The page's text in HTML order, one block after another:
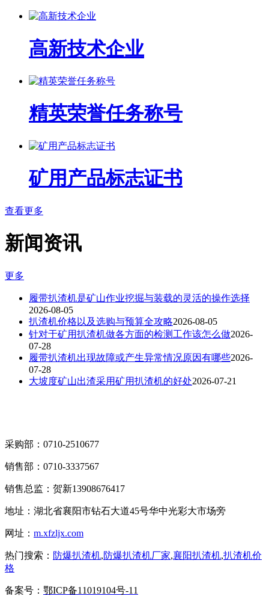
高新技术企业
精英荣誉任务称号
矿用产品标志证书
查看更多
新闻资讯
更多
履带扒渣机是矿山作业挖掘与装载的灵活的操作选择
2026-08-05
扒渣机价格以及选购与预算全攻略2026-08-05
针对于矿用扒渣机做各方面的检测工作该怎么做2026-
07-28
履带扒渣机出现故障或产生异常情况原因有哪些2026-
07-28
大坡度矿山出渣采用矿用扒渣机的好处2026-07-21
采购部：0710-2510677
销售部：0710-3337567
销售总监：贺新13908676417
地址：湖北省襄阳市钻石大道45号华中光彩大市场旁
网址： m.xfzljx.com
热门搜索： 防爆扒渣机,防爆扒渣机厂家,襄阳扒渣机,扒渣机价
格
备案号： 鄂ICP备11019104号-11